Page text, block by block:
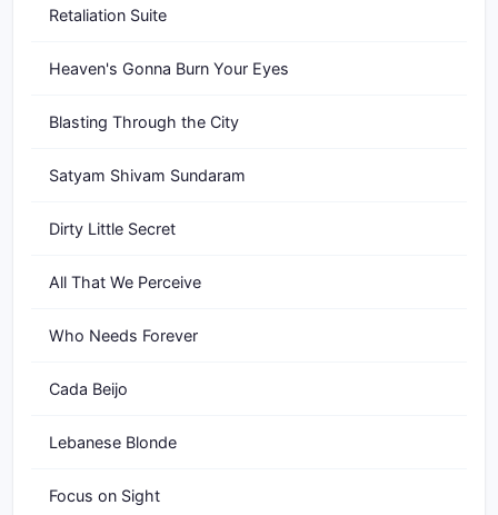
Retaliation Suite
Heaven's Gonna Burn Your Eyes
Blasting Through the City
Satyam Shivam Sundaram
Dirty Little Secret
All That We Perceive
Who Needs Forever
Cada Beijo
Lebanese Blonde
Focus on Sight